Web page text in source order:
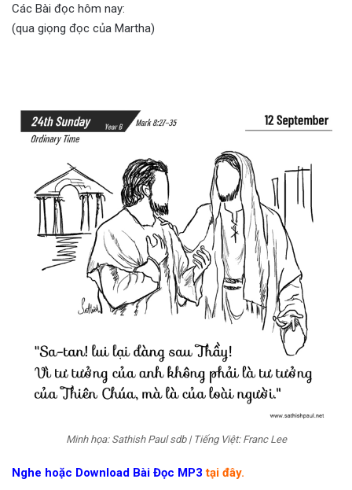
Các Bài đọc hôm nay:
(qua giọng đọc của Martha)
Minh họa: Sathish Paul sdb | Tiếng Việt: Franc Lee
Nghe hoặc Download Bài Đọc MP3 tại đây.